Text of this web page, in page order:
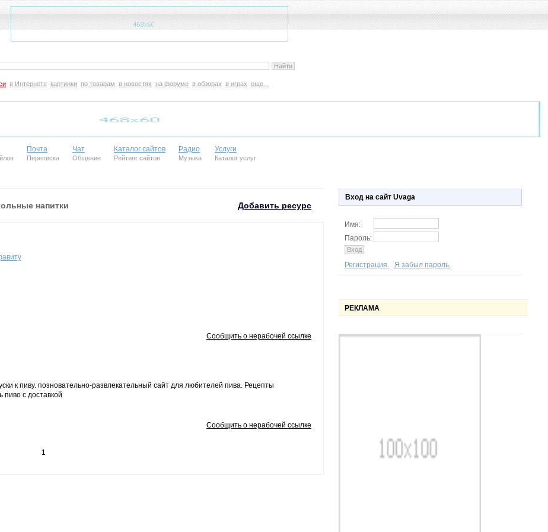
в Интернете картинки по товарам в новостях на форуме в обзорах в играх еще...
Почта
Переписка
Чат
Общение
Каталог сайтов
Рейтинг сайтов
Радио
Музыка
Услуги
Каталог услуг
напитки Добавить ресурс
Сообщить о нерабочей ссылке
к пиву. позновательно-развлекательный сайт для любителей пива. Рецепты
пиво с доставкой
Сообщить о нерабочей ссылке
1
Вход на сайт Uvaga
Имя:
Пароль:
Регистрация. Я забыл пароль.
РЕКЛАМА